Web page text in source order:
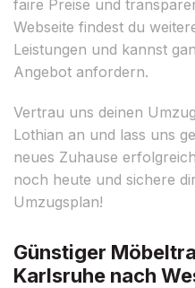
faire Preise und
Webseite findest du
Leistungen und kannst
Angebot anfordern.
Vertrau uns deinen
Lothian an und lass uns
neues Zuhause
noch heute und sichere
Umzugsplan!
Günstiger
Karlsruhe nach